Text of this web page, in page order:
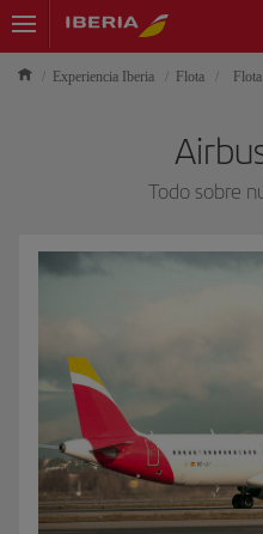
Experiencia Iberia Flota
Todo sobre